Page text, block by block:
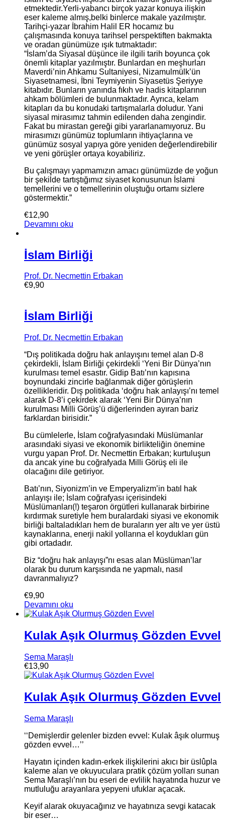
etmektedir.Yerli-yabancı birçok yazar konuya ilişkin
eser kaleme almış,belki binlerce makale yazılmıştır.
Tarihçi-yazar İbrahim Halil ER hocamız bu
çalışmasında konuya tarihsel perspektiften bakmakta
ve oradan günümüze ışık tutmaktadır:
“İslam’da Siyasal düşünce ile ilgili tarih boyunca çok
önemli kitaplar yazılmıştır. Bunlardan en meşhurları
Maverdi’nin Ahkamu Sultaniyesi, Nizamulmülk’ün
Siyasetnamesi, İbni Teymiyenin Siyasetüs Şeriyye
kitabıdır. Bunların yanında fıkıh ve hadis kitaplarının
ahkam bölümleri de bulunmaktadır. Ayrıca, kelam
kitapları da bu konudaki tartışmalarla doludur. Yani
siyasal mirasımız tahmin edilenden daha zengindir.
Fakat bu mirastan gereği gibi yararlanamıyoruz. Bu
mirasımızı günümüz toplumların ihtiyaçlarına ve
günümüz sosyal yapıya göre yeniden değerlendirebilir
ve yeni görüşler ortaya koyabiliriz.
Bu çalışmayı yapmamızın amacı günümüzde de yoğun
bir şekilde tartıştığımız siyaset konusunun İslami
temellerini ve o temellerinin oluştuğu ortamı sizlere
göstermektir.”
€12,90
Devamını oku
İslam Birliği
Prof. Dr. Necmettin Erbakan
€9,90
İslam Birliği
Prof. Dr. Necmettin Erbakan
“Dış politikada doğru hak anlayışını temel alan D-8
çekirdekli, İslam Birliği çekirdekli ‘Yeni Bir Dünya’nın
kurulması temel esastır. Gidip Batı’nın kapısına
boynundaki zincirle bağlanmak diğer görüşlerin
özellikleridir. Dış politikada ‘doğru hak anlayışı’nı temel
alarak D-8’i çekirdek alarak ‘Yeni Bir Dünya’nın
kurulması Milli Görüş’ü diğerlerinden ayıran bariz
farklardan birisidir.”
Bu cümlelerle, İslam coğrafyasındaki Müslümanlar
arasındaki siyasi ve ekonomik birlikteliğin önemine
vurgu yapan Prof. Dr. Necmettin Erbakan; kurtuluşun
da ancak yine bu coğrafyada Milli Görüş eli ile
olacağını dile getiriyor.
Batı’nın, Siyonizm’in ve Emperyalizm’in batıl hak
anlayışı ile; İslam coğrafyası içerisindeki
Müslümanları(!) teşaron örgütleri kullanarak birbirine
kırdırmak suretiyle hem buralardaki siyasi ve ekonomik
birliği baltaladıkları hem de buraların yer altı ve yer üstü
kaynaklarına, enerji nakil yollarına el koydukları gün
gibi ortadadır.
Biz “doğru hak anlayışı”nı esas alan Müslüman’lar
olarak bu durum karşısında ne yapmalı, nasıl
davranmalıyız?
€9,90
Devamını oku
Kulak Aşık Olurmuş Gözden Evvel
Sema Maraşlı
€13,90
Kulak Aşık Olurmuş Gözden Evvel
Sema Maraşlı
‘‘Demişlerdir gelenler bizden evvel: Kulak âşık olurmuş
gözden evvel…’’
Hayatın içinden kadın-erkek ilişkilerini akıcı bir üslûpla
kaleme alan ve okuyuculara pratik çözüm yolları sunan
Sema Maraşlı’nın bu eseri de evlilik hayatında huzur ve
mutluluğu arayanlara yepyeni ufuklar açacak.
Keyif alarak okuyacağınız ve hayatınıza sevgi katacak
bir eser…